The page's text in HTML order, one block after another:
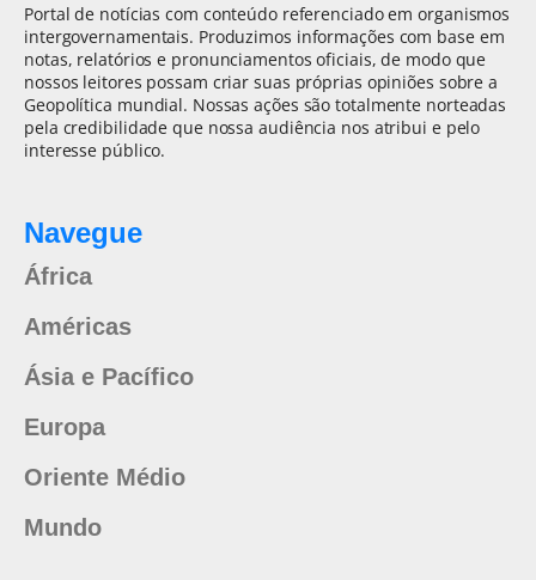
Portal de notícias com conteúdo referenciado em organismos
intergovernamentais. Produzimos informações com base em
notas, relatórios e pronunciamentos oficiais, de modo que
nossos leitores possam criar suas próprias opiniões sobre a
Geopolítica mundial. Nossas ações são totalmente norteadas
pela credibilidade que nossa audiência nos atribui e pelo
interesse público.
Navegue
África
Américas
Ásia e Pacífico
Europa
Oriente Médio
Mundo